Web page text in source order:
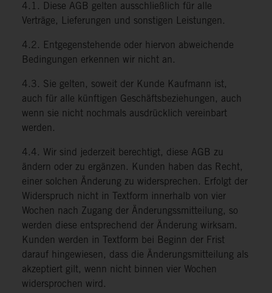
4.1. Diese AGB gelten ausschließlich für alle
Verträge, Lieferungen und sonstigen Leistungen.
4.2. Entgegenstehende oder hiervon abweichende
Bedingungen erkennen wir nicht an.
4.3. Sie gelten, soweit der Kunde Kaufmann ist,
auch für alle künftigen Geschäftsbeziehungen, auch
wenn sie nicht nochmals ausdrücklich vereinbart
werden.
4.4. Wir sind jederzeit berechtigt, diese AGB zu
ändern oder zu ergänzen. Kunden haben das Recht,
einer solchen Änderung zu widersprechen. Erfolgt der
Widerspruch nicht in Textform innerhalb von vier
Wochen nach Zugang der Änderungssmitteilung, so
werden diese entsprechend der Änderung wirksam.
Kunden werden in Textform bei Beginn der Frist
darauf hingewiesen, dass die Änderungsmitteilung als
akzeptiert gilt, wenn nicht binnen vier Wochen
widersprochen wird.